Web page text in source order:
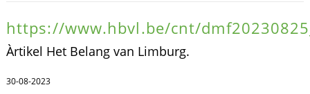
https://www.hbvl.be/cnt/
Àrtikel Het Belang van Limburg.
30-08-2023